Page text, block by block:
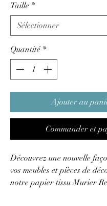
Taille *
Quantité *
Ajouter au
Commander et
Découvrez une nouvelle
vos meubles et pièces de
notre papier tissu Murier